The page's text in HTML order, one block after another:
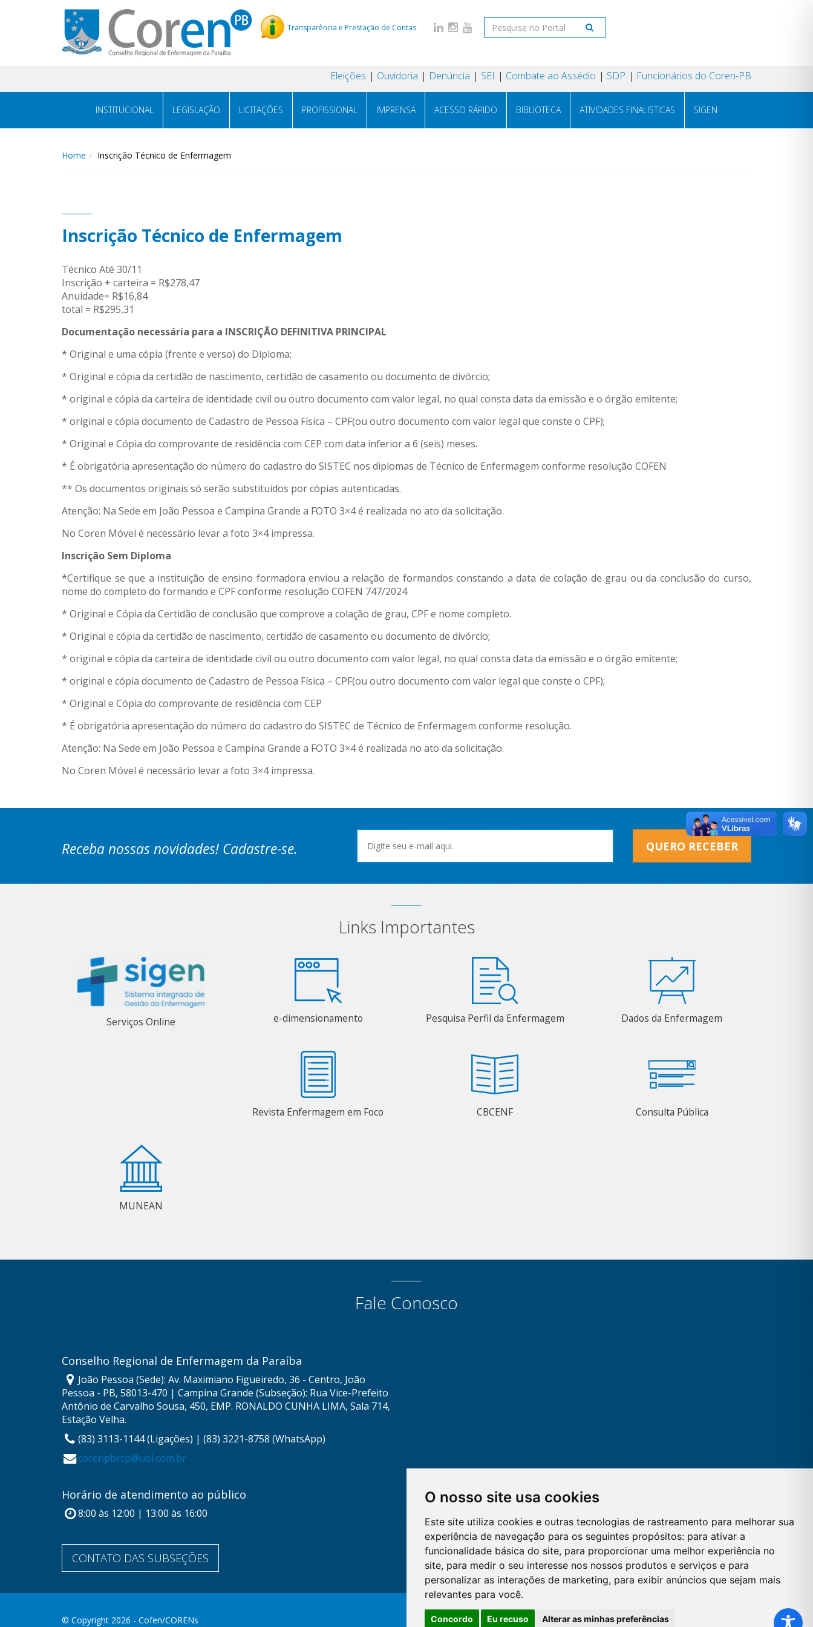
O nosso site usa cookies
Este site utiliza cookies e outras tecnologias de rastreamento para melhorar sua
experiência de navegação para os seguintes propósitos: para ativar a
funcionalidade básica do site, para proporcionar uma melhor experiência no
site, para medir o seu interesse nos nossos produtos e serviços e para
personalizar as interações de marketing, para exibir anúncios que sejam mais
relevantes para você.
Concordo Eu recuso Alterar as minhas preferências
Transparência e Prestação de Contas
Eleições Ouvidoria Denúncia SEI Combate ao Assédio SDP Funcionários do Coren-PB
INSTITUCIONAL LEGISLAÇÃO LICITAÇÕES PROFISSIONAL IMPRENSA ACESSO RÁPIDO BIBLIOTECA ATIVIDADES FINALISTICAS SIGEN
Home Inscrição Técnico de Enfermagem
Inscrição Técnico de Enfermagem
Técnico Até 30/11
Inscrição + carteira = R$278,47
Anuidade= R$16,84
total = R$295,31
Documentação necessária para a INSCRIÇÃO DEFINITIVA PRINCIPAL
* Original e uma cópia (frente e verso) do Diploma;
* Original e cópia da certidão de nascimento, certidão de casamento ou documento de divórcio;
* original e cópia da carteira de identidade civil ou outro documento com valor legal, no qual consta data da emissão e o órgão emitente;
* original e cópia documento de Cadastro de Pessoa Física – CPF(ou outro documento com valor legal que conste o CPF);
* Original e Cópia do comprovante de residência com CEP com data inferior a 6 (seis) meses.
* É obrigatória apresentação do número do cadastro do SISTEC nos diplomas de Técnico de Enfermagem conforme resolução COFEN
** Os documentos originais só serão substituídos por cópias autenticadas.
Atenção: Na Sede em João Pessoa e Campina Grande a FOTO 3×4 é realizada no ato da solicitação.
No Coren Móvel é necessário levar a foto 3×4 impressa.
Inscrição Sem Diploma
*Certifique se que a instituição de ensino formadora enviou a relação de formandos constando a data de colação de grau ou da conclusão do curso,
nome do completo do formando e CPF conforme resolução COFEN 747/2024
* Original e Cópia da Certidão de conclusão que comprove a colação de grau, CPF e nome completo.
* Original e cópia da certidão de nascimento, certidão de casamento ou documento de divórcio;
* original e cópia da carteira de identidade civil ou outro documento com valor legal, no qual consta data da emissão e o órgão emitente;
* original e cópia documento de Cadastro de Pessoa Física – CPF(ou outro documento com valor legal que conste o CPF);
* Original e Cópia do comprovante de residência com CEP
* É obrigatória apresentação do número do cadastro do SISTEC de Técnico de Enfermagem conforme resolução.
Atenção: Na Sede em João Pessoa e Campina Grande a FOTO 3×4 é realizada no ato da solicitação.
No Coren Móvel é necessário levar a foto 3×4 impressa.
Receba nossas novidades! Cadastre-se. QUERO RECEBER
Links Importantes
Serviços Online e-dimensionamento Pesquisa Perfil da Enfermagem Dados da Enfermagem
Revista Enfermagem em Foco CBCENF Consulta Pública
MUNEAN
Fale Conosco
Conselho Regional de Enfermagem da Paraíba
João Pessoa (Sede): Av. Maximiano Figueiredo, 36 - Centro, João
Pessoa - PB, 58013-470 | Campina Grande (Subseção): Rua Vice-Prefeito
Antônio de Carvalho Sousa, 450, EMP. RONALDO CUNHA LIMA, Sala 714,
Estação Velha.
(83) 3113-1144 (Ligações) | (83) 3221-8758 (WhatsApp)
corenpbrcp@uol.com.br
Horário de atendimento ao público
8:00 às 12:00 | 13:00 às 16:00
CONTATO DAS SUBSEÇÕES
© Copyright 2026 - Cofen/CORENs